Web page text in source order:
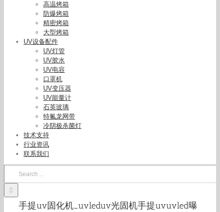
高温烤箱
防爆烤箱
精密烤箱
大型烤箱
UV设备配件
UV灯管
UV胶水
UV电容
口罩机
UV变压器
UV能量计
石英玻璃
特氟龙网带
冷阴极杀菌灯
技术支持
行业资讯
联系我们
手提uv固化机_uvleduv光固机手提uvuvled曝